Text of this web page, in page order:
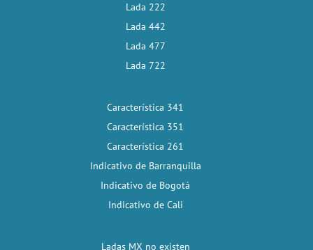
Lada 222
Lada 442
Lada 477
Lada 722
Característica 341
Característica 351
Característica 261
Indicativo de Barranquilla
Indicativo de Bogotá
Indicativo de Cali
Ladas MX no existen